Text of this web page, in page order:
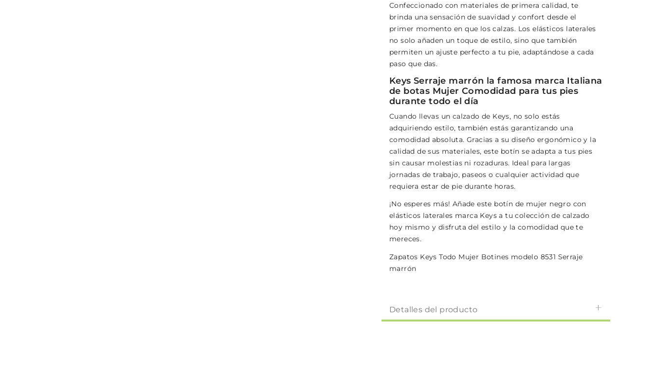
Confeccionado con materiales de primera calidad, te
brinda una sensación de suavidad y confort desde el
primer momento en que los calzas. Los elásticos laterales
no solo añaden un toque de estilo, sino que también
permiten un ajuste perfecto a tu pie, adaptándose a cada
paso que das.
Keys Serraje marrón la famosa marca Italiana
de botas Mujer Comodidad para tus pies
durante todo el día
Cuando llevas un calzado de Keys, no solo estás
adquiriendo estilo, también estás garantizando una
comodidad absoluta. Gracias a su diseño ergonómico y la
calidad de sus materiales, este botín se adapta a tus pies
sin causar molestias ni rozaduras. Ideal para largas
jornadas de trabajo, paseos o cualquier actividad que
requiera estar de pie durante horas.
¡No esperes más! Añade este botín de mujer negro con
elásticos laterales marca Keys a tu colección de calzado
hoy mismo y disfruta del estilo y la comodidad que te
mereces.
Zapatos Keys Todo Mujer Botines modelo 8531 Serraje
marrón
Detalles del producto